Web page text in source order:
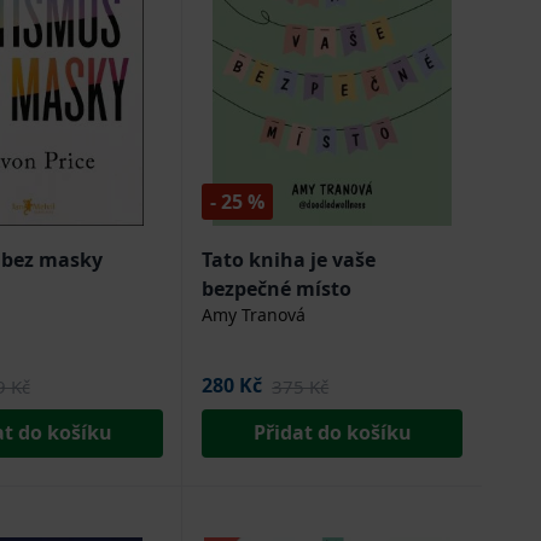
masky
Kč
do košíku
- 25 %
Tato kniha je vaše
bezpečné místo
Amy Tranová
280 Kč 375 Kč
Přidat do košíku